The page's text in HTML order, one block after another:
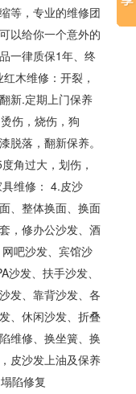
等，专业的维修团
以给你一个意外的
一律质保1年、终
木维修：开裂，
新.定期上门保养
伤，烧伤，狗
脱落，翻新保养。
角过大，划伤，
维修： 4.皮沙
、整体换面、换面
，修办公沙发、酒
吧沙发、宾馆沙
发、扶手沙发、
发、靠背沙发、各
、休闲沙发、折叠
维修、换坐簧、换
皮沙发上油及保养
陷修复